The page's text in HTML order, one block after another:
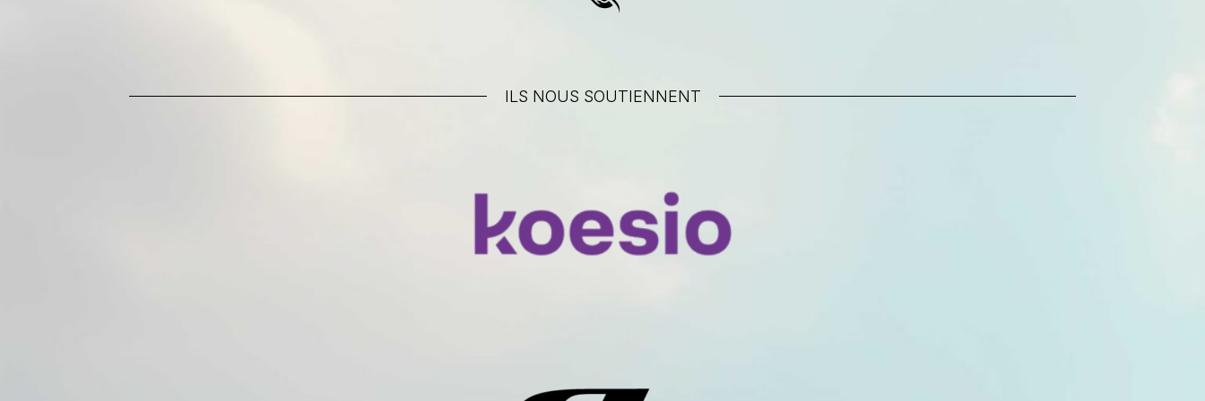
ILS NOUS SOUTIENNENT